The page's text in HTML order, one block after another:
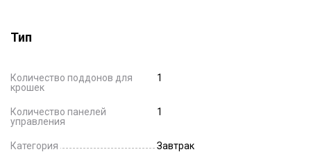
Тип
Количество поддонов для
крошек
1
Количество панелей
управления
1
Категория Завтрак